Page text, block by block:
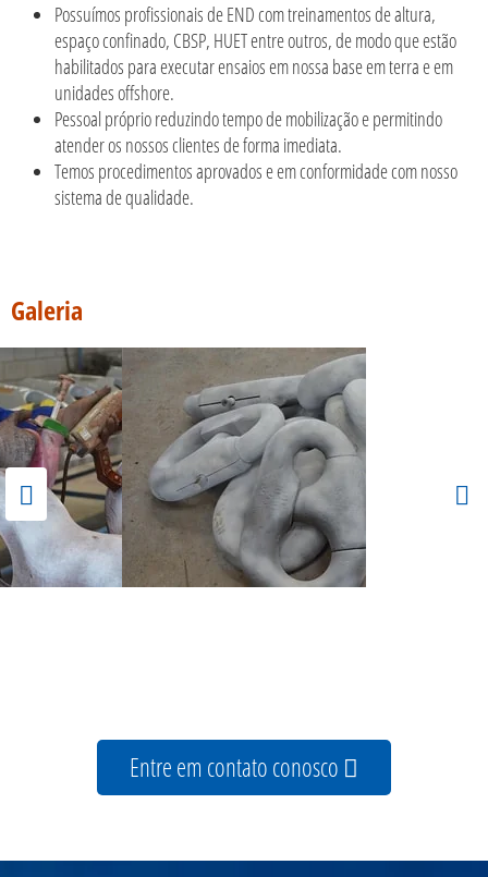
Possuímos profissionais de END com treinamentos de altura,
espaço confinado, CBSP, HUET entre outros, de modo que estão
habilitados para executar ensaios em nossa base em terra e em
unidades offshore.
Pessoal próprio reduzindo tempo de mobilização e permitindo
atender os nossos clientes de forma imediata.
Temos procedimentos aprovados e em conformidade com nosso
sistema de qualidade.
Galeria
Entre em contato conosco